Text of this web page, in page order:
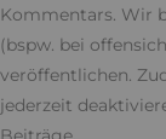
Kommentars. Wir
(bspw. bei
veröffentlichen.
jederzeit